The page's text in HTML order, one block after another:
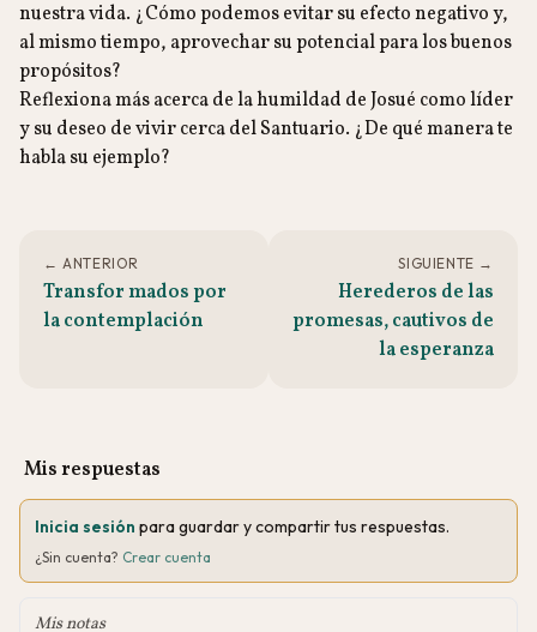
nuestra vida. ¿Cómo podemos evitar su efecto negativo y,
al mismo tiempo, aprovechar su potencial para los buenos
propósitos?
Reflexiona más acerca de la humildad de Josué como líder
y su deseo de vivir cerca del Santuario. ¿De qué manera te
habla su ejemplo?
← ANTERIOR
Transfor mados por
la contemplación
SIGUIENTE →
Herederos de las
promesas, cautivos de
la esperanza
Mis respuestas
Inicia sesión para guardar y compartir tus respuestas.
¿Sin cuenta? Crear cuenta
Mis notas